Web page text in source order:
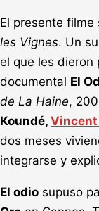
El presente
les Vignes. Un
el que les dieron
documental El
de La Haine,
Koundé, Vincent
dos meses
integrarse y
El odio supuso